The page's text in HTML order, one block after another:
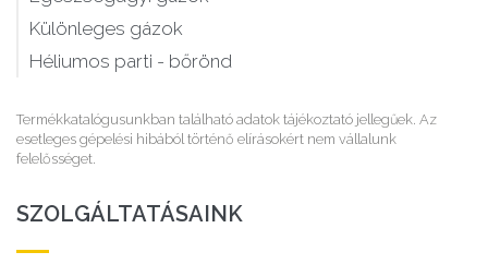
Különleges gázok
Héliumos parti - bőrönd
Termékkatalógusunkban található adatok tájékoztató jellegűek. Az
esetleges gépelési hibából történő elírásokért nem vállalunk
felelősséget.
SZOLGÁLTATÁSAINK